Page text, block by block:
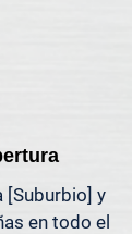
[Suburbio] y
en todo el